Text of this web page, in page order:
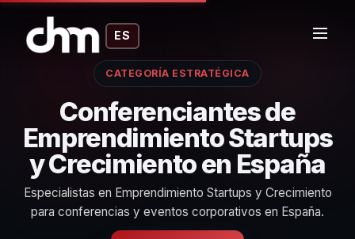
ES
CATEGORÍA ESTRATÉGICA
Conferenciantes de
Emprendimiento Startups
y Crecimiento en España
Especialistas en Emprendimiento Startups y Crecimiento
para conferencias y eventos corporativos en España.